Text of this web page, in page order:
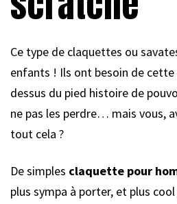
Ce type de claquettes ou
enfants ! Ils ont besoin de
dessus du pied histoire de
ne pas les perdre… mais vous,
tout cela ?
De simples claquette pour
plus sympa à porter, et plus